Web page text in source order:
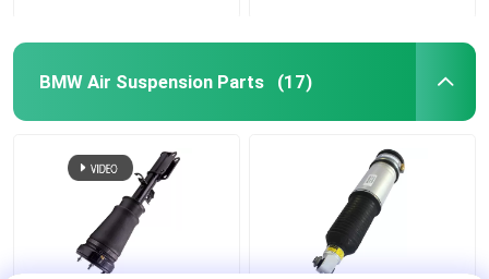
BMW Air Suspension Parts (17)